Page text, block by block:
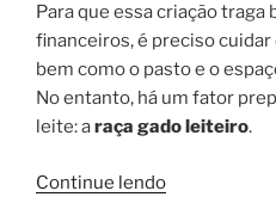
Para que essa criação traga
financeiros, é preciso cuidar
bem como o pasto e o
No entanto, há um fator
leite: araça gado leiteiro.
Continue lendo“As